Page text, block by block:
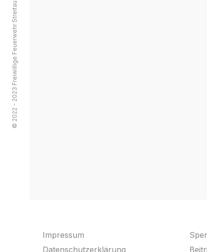
© 2022 - 2023 Freiwillige Feuerwehr Streitau
Impressum
Datenschutzerklärung